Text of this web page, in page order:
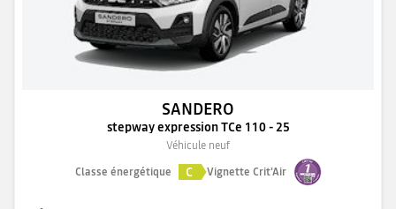
SANDERO
stepway expression TCe 110 - 25
Véhicule neuf
Classe énergétique
C Vignette Crit'Air